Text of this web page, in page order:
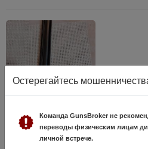
бенелли де люкс
16 Июня, в 21:08
Остерегайтесь
Команда GunsBroker не
переводы физическим лицам
личной встрече.